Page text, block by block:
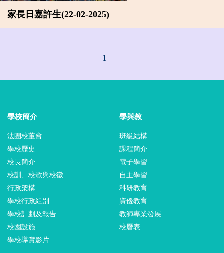
家長日嘉許生(22-02-2025)
1
學校簡介
法團校董會
學校歷史
校長簡介
校訓、校歌與校徽
行政架構
學校行政組別
學校計劃及報告
校園設施
學校導賞影片
學與教
班級結構
課程簡介
電子學習
自主學習
科研教育
資優教育
教師專業發展
校曆表